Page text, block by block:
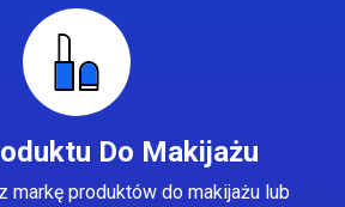
Do Makijażu
produktów do makijażu lub